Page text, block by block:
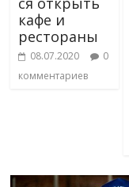
кафе и
рестораны
08.07.2020
0
комментариев